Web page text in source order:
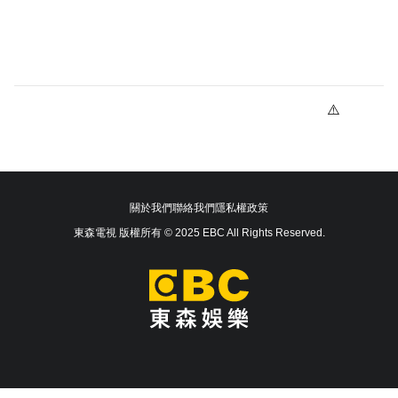
關於我們聯絡我們隱私權政策
東森電視 版權所有 © 2025 EBC All Rights Reserved.